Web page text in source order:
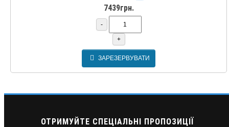
7439грн.
-
+
ЗАРЕЗЕРВУВАТИ
ОТРИМУЙТЕ СПЕЦІАЛЬНІ ПРОПОЗИЦІЇ